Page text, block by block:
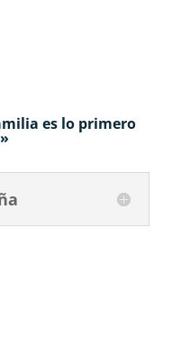
es lo primero